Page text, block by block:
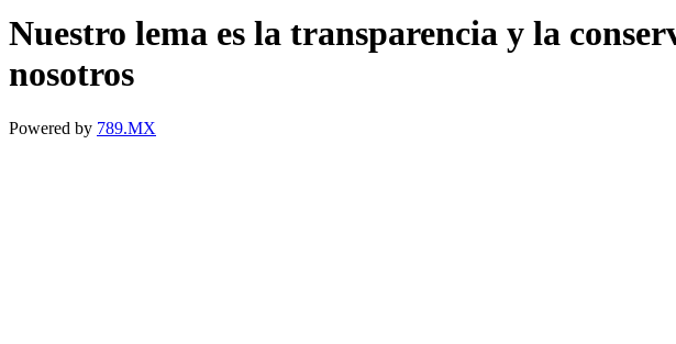
Nuestro lema es la transparencia y la
nosotros
Powered by 789.MX